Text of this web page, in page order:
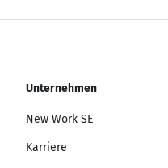
Unternehmen
New Work SE
Karriere